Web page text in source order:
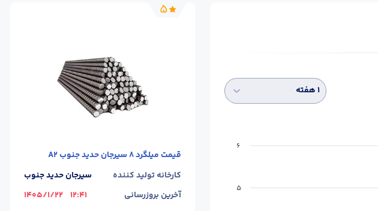
۱ هفته
6
5
5
قیمت میلگرد 8 سیرجان حدید جنوب A2
کارخانه تولید کننده
سیرجان حدید جنوب
آخرین بروزرسانی
12:41
1405/1/22